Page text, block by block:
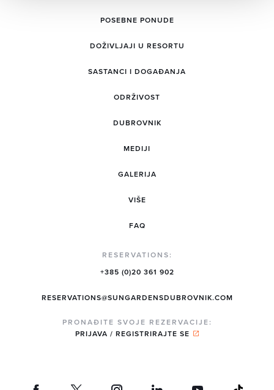
POSEBNE PONUDE
DOŽIVLJAJI U RESORTU
SASTANCI I DOGAĐANJA
ODRŽIVOST
DUBROVNIK
MEDIJI
GALERIJA
VIŠE
FAQ
RESERVATIONS:
+385 (0)20 361 902
RESERVATIONS@SUNGARDENSDUBROVNIK.COM
PRONAĐITE SVOJE REZERVACIJE:
PRIJAVA / REGISTRIRAJTE SE